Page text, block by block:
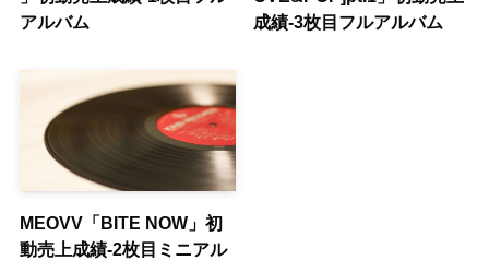
アルバム
成績-3枚目フルアルバム
MEOVV「BITE NOW」初
動売上成績-2枚目ミニアル